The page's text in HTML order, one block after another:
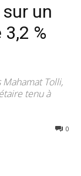
un
%
Mahamat Tolli,
tenu à
0